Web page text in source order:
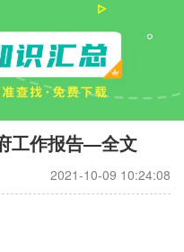
工作报告—全文
2021-10-09 10:24:08